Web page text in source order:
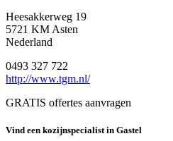
Heesakkerweg 19
5721 KM Asten
Nederland
0493 327 722
http://www.tgm.nl/
GRATIS offertes aanvragen
Vind een kozijnspecialist in Gastel